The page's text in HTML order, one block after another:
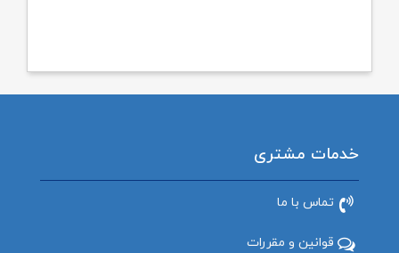
خدمات مشتری
تماس با ما
قوانین و مقررات